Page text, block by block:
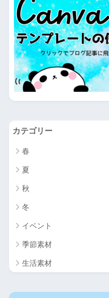
カテゴリー
春
夏
秋
冬
イベント
季節素材
生活素材